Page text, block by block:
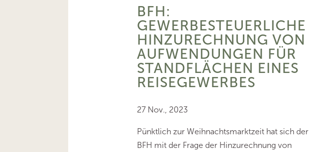
BFH:
GEWERBESTEUERLICHE
HINZURECHNUNG VON
AUFWENDUNGEN FÜR
STANDFLÄCHEN EINES
REISEGEWERBES
27 Nov., 2023
Pünktlich zur Weihnachtsmarktzeit hat sich der
BFH mit der Frage der Hinzurechnung von